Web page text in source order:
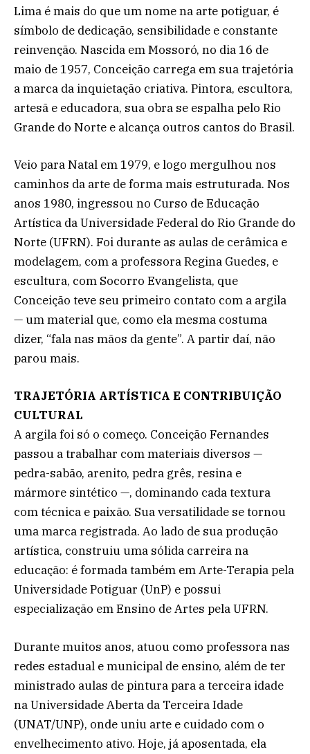
Lima é mais do que um nome na arte potiguar, é
símbolo de dedicação, sensibilidade e constante
reinvenção. Nascida em Mossoró, no dia 16 de
maio de 1957, Conceição carrega em sua trajetória
a marca da inquietação criativa. Pintora, escultora,
artesã e educadora, sua obra se espalha pelo Rio
Grande do Norte e alcança outros cantos do Brasil.
Veio para Natal em 1979, e logo mergulhou nos
caminhos da arte de forma mais estruturada. Nos
anos 1980, ingressou no Curso de Educação
Artística da Universidade Federal do Rio Grande do
Norte (UFRN). Foi durante as aulas de cerâmica e
modelagem, com a professora Regina Guedes, e
escultura, com Socorro Evangelista, que
Conceição teve seu primeiro contato com a argila
— um material que, como ela mesma costuma
dizer, “fala nas mãos da gente”. A partir daí, não
parou mais.
TRAJETÓRIA ARTÍSTICA E CONTRIBUIÇÃO
CULTURAL
A argila foi só o começo. Conceição Fernandes
passou a trabalhar com materiais diversos —
pedra-sabão, arenito, pedra grês, resina e
mármore sintético —, dominando cada textura
com técnica e paixão. Sua versatilidade se tornou
uma marca registrada. Ao lado de sua produção
artística, construiu uma sólida carreira na
educação: é formada também em Arte-Terapia pela
Universidade Potiguar (UnP) e possui
especialização em Ensino de Artes pela UFRN.
Durante muitos anos, atuou como professora nas
redes estadual e municipal de ensino, além de ter
ministrado aulas de pintura para a terceira idade
na Universidade Aberta da Terceira Idade
(UNAT/UNP), onde uniu arte e cuidado com o
envelhecimento ativo. Hoje, já aposentada, ela